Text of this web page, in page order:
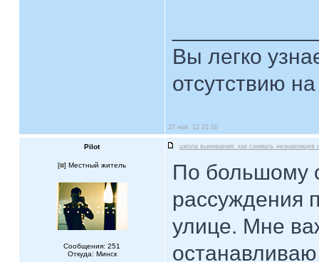
Вы легко
отсутствию
27 ноя, 12 21:10
Pilot школа выживания: как снимать незнакомцев
[ ] Местный житель
Сообщения: 251
Откуда: Минск
По большому
рассуждения
улице. Мне